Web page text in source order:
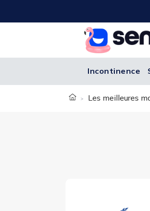
Incontinence
Les meilleures